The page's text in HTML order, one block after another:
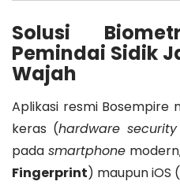
Solusi
Pemindai Sidik
Wajah
Aplikasi resmi
keras (hardware
padasmartphone
Fingerprint) maupun iOS (